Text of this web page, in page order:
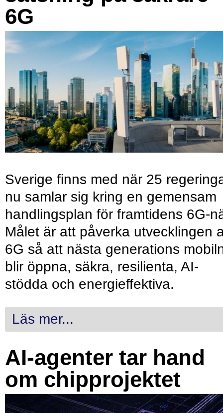
6G
Sverige finns med när 25
nu samlar sig kring en gemensam
handlingsplan för framtidens 6G-
Målet är att påverka utvecklingen
6G så att nästa generations
blir öppna, säkra, resilienta, AI-
stödda och energieffektiva.
Läs mer...
AI-agenter tar hand
om chipprojektet